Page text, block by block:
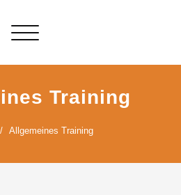
Schalte
Training
Allgemeines Training